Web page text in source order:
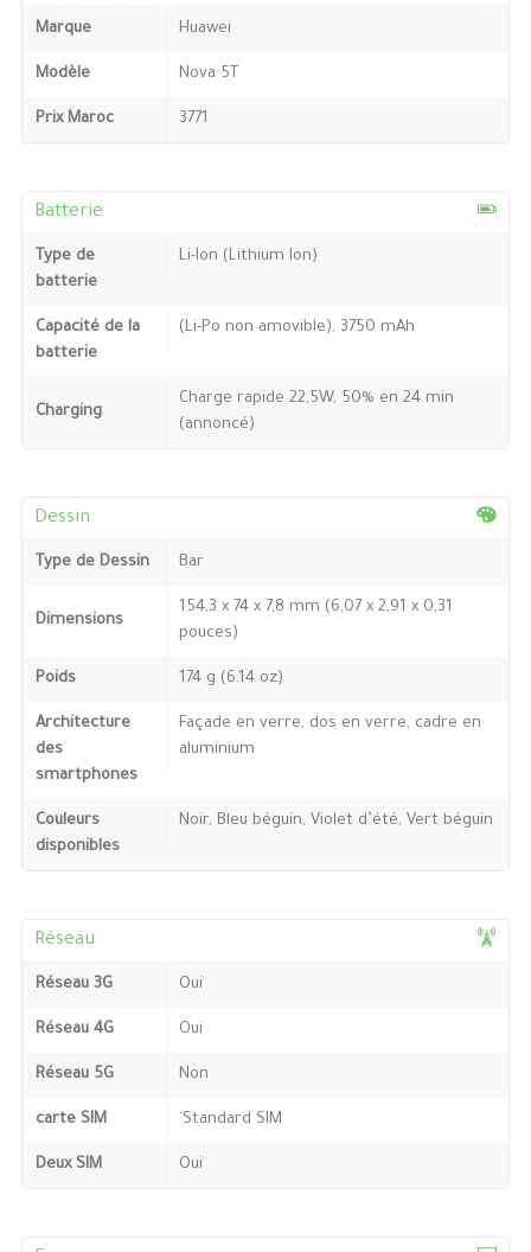
Marque Huawei
Modèle Nova 5T
Prix Maroc 3771
Batterie
Type de
batterie
Li-Ion (Lithium Ion)
Capacité de la
batterie
(Li-Po non amovible), 3750 mAh
Charging
Charge rapide 22,5W, 50% en 24 min
(annoncé)
Dessin
Type de Dessin Bar
Dimensions
154,3 x 74 x 7,8 mm (6,07 x 2,91 x 0,31
pouces)
Poids 174 g (6.14 oz)
Architecture
des
smartphones
Façade en verre, dos en verre, cadre en
aluminium
Couleurs
disponibles
Noir, Bleu béguin, Violet d’été, Vert béguin
Réseau
Réseau 3G Oui
Réseau 4G Oui
Réseau 5G Non
carte SIM `Standard SIM
Deux SIM Oui